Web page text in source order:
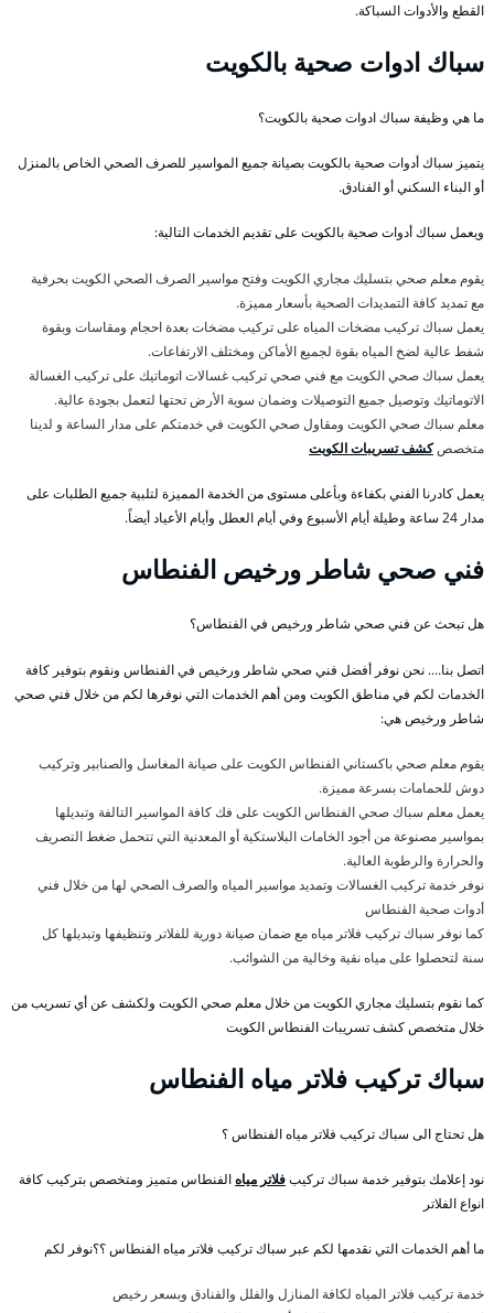
القطع والأدوات السباكة.
سباك ادوات صحية بالكويت
ما هي وظيفة سباك ادوات صحية بالكويت؟
يتميز سباك أدوات صحية بالكويت بصيانة جميع المواسير للصرف الصحي الخاص بالمنزل
أو البناء السكني أو الفنادق.
ويعمل سباك أدوات صحية بالكويت على تقديم الخدمات التالية:
يقوم معلم صحي بتسليك مجاري الكويت وفتح مواسير الصرف الصحي الكويت بحرفية
مع تمديد كافة التمديدات الصحية بأسعار مميزة.
يعمل سباك تركيب مضخات المياه على تركيب مضخات بعدة احجام ومقاسات وبقوة
شفط عالية لضخ المياه بقوة لجميع الأماكن ومختلف الارتفاعات.
يعمل سباك صحي الكويت مع فني صحي تركيب غسالات اتوماتيك على تركيب الغسالة
الاتوماتيك وتوصيل جميع التوصيلات وضمان سوية الأرض تحتها لتعمل بجودة عالية.
معلم سباك صحي الكويت ومقاول صحي الكويت في خدمتكم على مدار الساعة و لدينا
متخصصكشف تسريبات الكويت
يعمل كادرنا الفني بكفاءة وبأعلى مستوى من الخدمة المميزة لتلبية جميع الطلبات على
مدار 24 ساعة وطيلة أيام الأسبوع وفي أيام العطل وأيام الأعياد أيضاً.
فني صحي شاطر ورخيص الفنطاس
هل تبحث عن فني صحي شاطر ورخيص في الفنطاس؟
اتصل بنا…. نحن نوفر أفضل فني صحي شاطر ورخيص في الفنطاس ونقوم بتوفير كافة
الخدمات لكم في مناطق الكويت ومن أهم الخدمات التي نوفرها لكم من خلال فني صحي
شاطر ورخيص هي:
يقوم معلم صحي باكستاني الفنطاس الكويت على صيانة المغاسل والصنابير وتركيب
دوش للحمامات بسرعة مميزة.
يعمل معلم سباك صحي الفنطاس الكويت على فك كافة المواسير التالفة وتبديلها
بمواسير مصنوعة من أجود الخامات البلاستكية أو المعدنية التي تتحمل ضغط التصريف
والحرارة والرطوبة العالية.
نوفر خدمة تركيب الغسالات وتمديد مواسير المياه والصرف الصحي لها من خلال فني
أدوات صحية الفنطاس
كما نوفر سباك تركيب فلاتر مياه مع ضمان صيانة دورية للفلاتر وتنظيفها وتبديلها كل
سنة لتحصلوا على مياه نقية وخالية من الشوائب.
كما نقوم بتسليك مجاري الكويت من خلال معلم صحي الكويت ولكشف عن أي تسريب من
خلال متخصص كشف تسريبات الفنطاس الكويت
سباك تركيب فلاتر مياه الفنطاس
هل تحتاج الى سباك تركيب فلاتر مياه الفنطاس ؟
نود إعلامك بتوفير خدمة سباك تركيبفلاتر مياهالفنطاس متميز ومتخصص بتركيب كافة
انواع الفلاتر
ما أهم الخدمات التي نقدمها لكم عبر سباك تركيب فلاتر مياه الفنطاس ؟؟نوفر لكم
خدمة تركيب فلاتر المياه لكافة المنازل والفلل والفنادق وبسعر رخيص